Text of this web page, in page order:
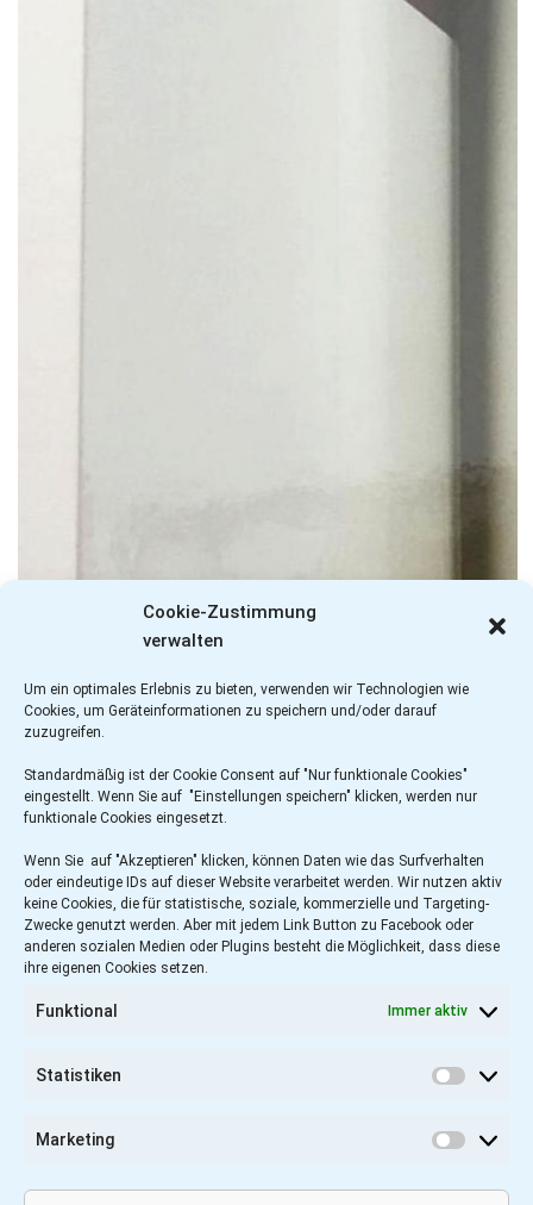
Cookie-Zustimmung
verwalten
Um ein optimales Erlebnis zu bieten, verwenden wir Technologien wie
Cookies, um Geräteinformationen zu speichern und/oder darauf
zuzugreifen.
Standardmäßig ist der Cookie Consent auf "Nur funktionale Cookies"
eingestellt. Wenn Sie auf "Einstellungen speichern" klicken, werden nur
funktionale Cookies eingesetzt.
Wenn Sie auf "Akzeptieren" klicken, können Daten wie das Surfverhalten
oder eindeutige IDs auf dieser Website verarbeitet werden. Wir nutzen aktiv
keine Cookies, die für statistische, soziale, kommerzielle und Targeting-
Zwecke genutzt werden. Aber mit jedem Link Button zu Facebook oder
anderen sozialen Medien oder Plugins besteht die Möglichkeit, dass diese
ihre eigenen Cookies setzen.
Funktional Immer aktiv
Statistiken
Marketing